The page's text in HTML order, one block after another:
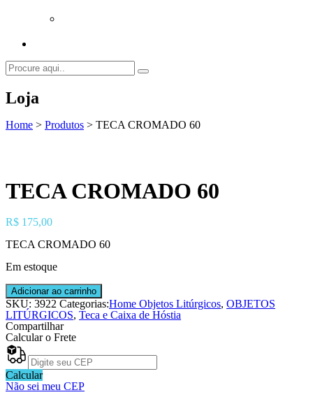
Loja
Home > Produtos > TECA CROMADO 60
TECA CROMADO 60
R$ 175,00
TECA CROMADO 60
Em estoque
TECA
CROMADO
60
quantidade
Adicionar ao carrinho
SKU: 3922 Categorias:Home Objetos Litúrgicos, OBJETOS
LITÚRGICOS, Teca e Caixa de Hóstia
Compartilhar
Calcular o Frete
Calcular
Não sei meu CEP